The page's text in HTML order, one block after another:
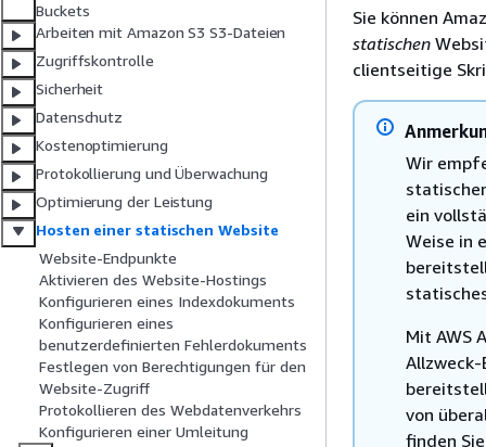
Buckets
Arbeiten mit Amazon S3 S3-Dateien
Zugriffskontrolle
Sicherheit
Datenschutz
Kostenoptimierung
Protokollierung und Überwachung
Optimierung der Leistung
Hosten einer statischen Website
Website-Endpunkte
Aktivieren des Website-Hostings
Konfigurieren eines Indexdokuments
Konfigurieren eines
benutzerdefinierten Fehlerdokuments
Festlegen von Berechtigungen für den
Website-Zugriff
Protokollieren des Webdatenverkehrs
Konfigurieren einer Umleitung
Sie können
statischen
clientseitige
Wir
ein
Weise in
Mit AWS
von
finden